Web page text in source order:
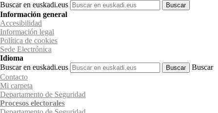
Buscar en euskadi.eus
Información general
Accesibilidad
Información legal
Política de cookies
Sede Electrónica
Idioma
Buscar en euskadi.eus
Buscar
Contacto
Mi carpeta
Departamento de Seguridad
Procesos electorales